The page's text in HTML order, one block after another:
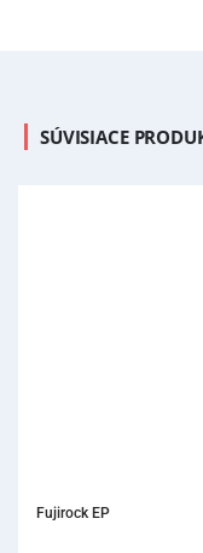
SÚVISIACE